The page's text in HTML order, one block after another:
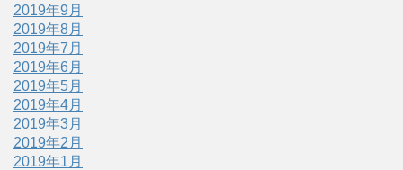
2019年9月
2019年8月
2019年7月
2019年6月
2019年5月
2019年4月
2019年3月
2019年2月
2019年1月